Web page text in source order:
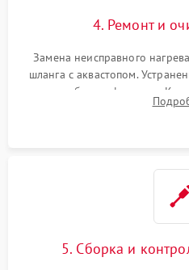
4. Ремонт и
Замена неисправного
шланга с аквастопом.
патрубках и фильтрах.
управления,
5. Сборка и